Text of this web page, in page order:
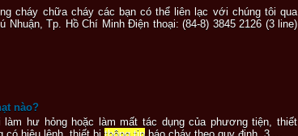
cháy chữa cháy các bạn có thể liên lạc với chúng tôi qua
Tp. Hồ Chí Minh Điện thoại: (84-8) 3845 2126 (3 line)
nào?
làm hư hỏng hoặc làm mất tác dụng của phương tiện, thiết